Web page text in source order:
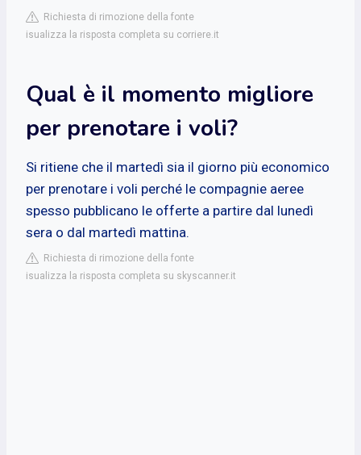
Richiesta di rimozione della fonte
isualizza la risposta completa su corriere.it
Qual è il momento migliore
per prenotare i voli?
Si ritiene che il martedì sia il giorno più economico
per prenotare i voli perché le compagnie aeree
spesso pubblicano le offerte a partire dal lunedì
sera o dal martedì mattina.
Richiesta di rimozione della fonte
isualizza la risposta completa su skyscanner.it